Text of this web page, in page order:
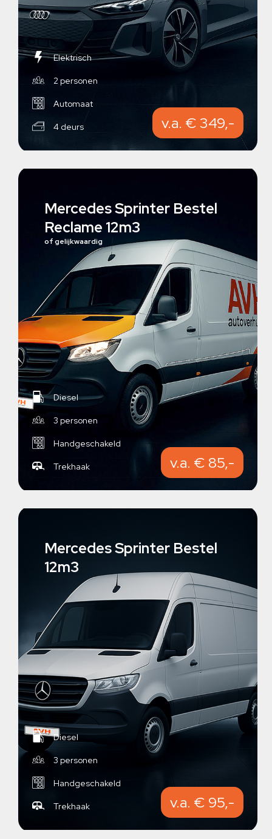
Elektrisch
2 personen
Automaat
4 deurs v.a. € 349,-
Mercedes Sprinter Bestel
Reclame 12m3
of gelijkwaardig
Diesel
3 personen
Handgeschakeld
Trekhaak v.a. € 85,-
Mercedes Sprinter Bestel
12m3
Diesel
3 personen
Handgeschakeld
Trekhaak v.a. € 95,-